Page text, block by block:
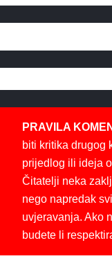
PRAVILA
biti kritika drugog
prijedlog ili ideja
Čitatelji neka
nego napredak
uvjeravanja. Ako
budete li